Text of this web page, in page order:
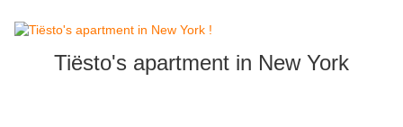
Tiësto's apartment in New York